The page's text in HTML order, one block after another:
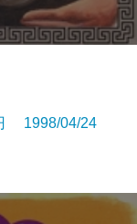
1998/04/24